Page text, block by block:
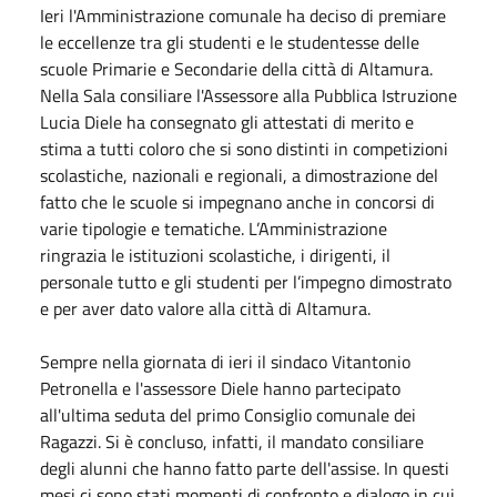
Ieri l'Amministrazione comunale ha deciso di premiare
le eccellenze tra gli studenti e le studentesse delle
scuole Primarie e Secondarie della città di Altamura.
Nella Sala consiliare l'Assessore alla Pubblica Istruzione
Lucia Diele ha consegnato gli attestati di merito e
stima a tutti coloro che si sono distinti in competizioni
scolastiche, nazionali e regionali, a dimostrazione del
fatto che le scuole si impegnano anche in concorsi di
varie tipologie e tematiche. L’Amministrazione
ringrazia le istituzioni scolastiche, i dirigenti, il
personale tutto e gli studenti per l’impegno dimostrato
e per aver dato valore alla città di Altamura.
Sempre nella giornata di ieri il sindaco Vitantonio
Petronella e l'assessore Diele hanno partecipato
all'ultima seduta del primo Consiglio comunale dei
Ragazzi. Si è concluso, infatti, il mandato consiliare
degli alunni che hanno fatto parte dell'assise. In questi